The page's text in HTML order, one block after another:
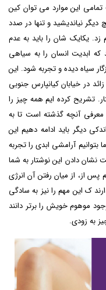
تمامی این موارد می توان کین
دیگر نیاندیشید و تنها در صدد
یکایک شان را باید به عدم
ابدیت انسان را به سیاهی
سیاه دیده و تجربه شود. این
در خیابان کیانپارس جنوبی
تشریح کرده ایم همه چیز را
معرفی آنچه گذشته است تا به
دیگر باید ادامه دهیم این
آرامشی ابدی را تجربه
نشان دادن این نوشتار به شما
پس از، از میان رفتن آن انرژی
ک این مهم را نیز به سادگی
موهوم خویش را برتر دانند
به زودی.